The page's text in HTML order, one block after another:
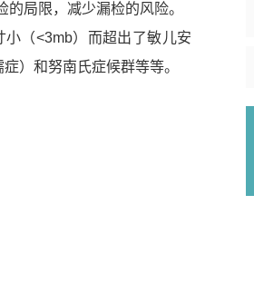
局限，减少漏检的风险。
（<3mb）而超出了敏儿安
）和努南氏症候群等等。